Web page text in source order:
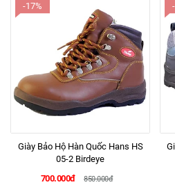
-17%
Giày Bảo Hộ Hàn Quốc Hans HS
05-2 Birdeye
700.000đ
850.000đ